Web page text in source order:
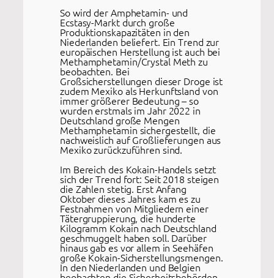
So wird der Amphetamin- und
Ecstasy-Markt durch große
Produktionskapazitäten in den
Niederlanden beliefert. Ein Trend zur
europäischen Herstellung ist auch bei
Methamphetamin/Crystal Meth zu
beobachten. Bei
Großsicherstellungen dieser Droge ist
zudem Mexiko als Herkunftsland von
immer größerer Bedeutung – so
wurden erstmals im Jahr 2022 in
Deutschland große Mengen
Methamphetamin sichergestellt, die
nachweislich auf Großlieferungen aus
Mexiko zurückzuführen sind.
Im Bereich des Kokain-Handels setzt
sich der Trend fort: Seit 2018 steigen
die Zahlen stetig. Erst Anfang
Oktober dieses Jahres kam es zu
Festnahmen von Mitgliedern einer
Tätergruppierung, die hunderte
Kilogramm Kokain nach Deutschland
geschmuggelt haben soll. Darüber
hinaus gab es vor allem in Seehäfen
große Kokain-Sicherstellungsmengen.
In den Niederlanden und Belgien